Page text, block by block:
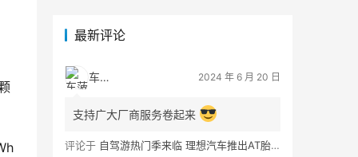
最新评论
车菠萝 2024 年 6 月 20 日
支持广大厂商服务卷起来
评论于 自驾游热门季来临 理想汽车推出AT胎租借服务